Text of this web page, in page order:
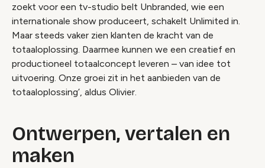
zoekt voor een tv-studio belt Unbranded, wie een
internationale show produceert, schakelt Unlimited in.
Maar steeds vaker zien klanten de kracht van de
totaaloplossing. Daarmee kunnen we een creatief en
productioneel totaalconcept leveren – van idee tot
uitvoering. Onze groei zit in het aanbieden van de
totaaloplossing’, aldus Olivier.
Ontwerpen, vertalen en
maken